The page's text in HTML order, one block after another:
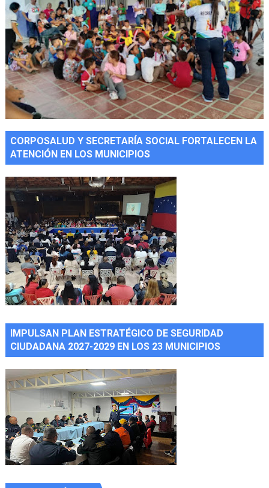
CORPOSALUD Y SECRETARÍA SOCIAL FORTALECEN LA
ATENCIÓN EN LOS MUNICIPIOS
IMPULSAN PLAN ESTRATÉGICO DE SEGURIDAD
CIUDADANA 2027-2029 EN LOS 23 MUNICIPIOS